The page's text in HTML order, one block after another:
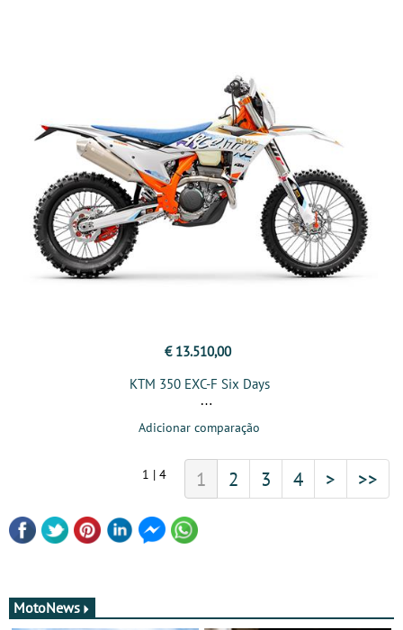
€ 13.510,00
KTM 350 EXC-F Six Days
Adicionar comparação
1 | 4 1 2 3 4 > >>
MotoNews